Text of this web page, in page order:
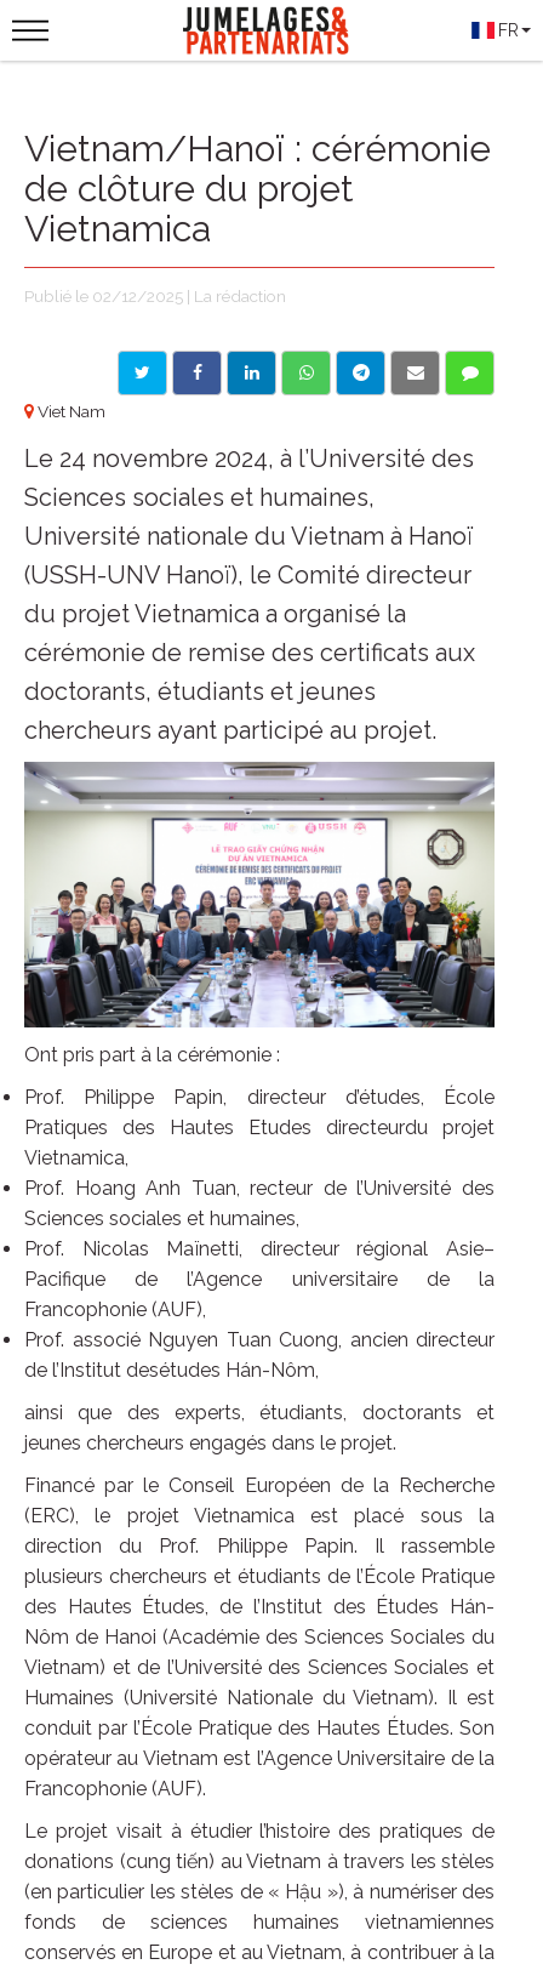
FR
Vietnam/Hanoï : cérémonie
de clôture du projet
Vietnamica
Publié le 02/12/2025 | La rédaction
Viet Nam
Le 24 novembre 2024, à l’Université des
Sciences sociales et humaines,
Université nationale du Vietnam à Hanoï
(USSH-UNV Hanoï), le Comité directeur
du projet Vietnamica a organisé la
cérémonie de remise des certificats aux
doctorants, étudiants et jeunes
chercheurs ayant participé au projet.
Ont pris part à la cérémonie :
Prof. Philippe Papin, directeur d’études, École
Pratiques des Hautes Etudes directeurdu projet
Vietnamica,
Prof. Hoang Anh Tuan, recteur de l’Université des
Sciences sociales et humaines,
Prof. Nicolas Maïnetti, directeur régional Asie–
Pacifique de l’Agence universitaire de la
Francophonie (AUF),
Prof. associé Nguyen Tuan Cuong, ancien directeur
de l’Institut desétudes Hán-Nôm,
ainsi que des experts, étudiants, doctorants et
jeunes chercheurs engagés dans le projet.
Financé par le Conseil Européen de la Recherche
(ERC), le projet Vietnamica est placé sous la
direction du Prof. Philippe Papin. Il rassemble
plusieurs chercheurs et étudiants de l’École Pratique
des Hautes Études, de l’Institut des Études Hán-
Nôm de Hanoi (Académie des Sciences Sociales du
Vietnam) et de l’Université des Sciences Sociales et
Humaines (Université Nationale du Vietnam). Il est
conduit par l’École Pratique des Hautes Études. Son
opérateur au Vietnam est l’Agence Universitaire de la
Francophonie (AUF).
Le projet visait à étudier l’histoire des pratiques de
donations (cung tiến) au Vietnam à travers les stèles
(en particulier les stèles de « Hậu »), à numériser des
fonds de sciences humaines vietnamiennes
conservés en Europe et au Vietnam, à contribuer à la